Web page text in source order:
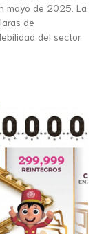
mayo de 2025. La
de
del sector